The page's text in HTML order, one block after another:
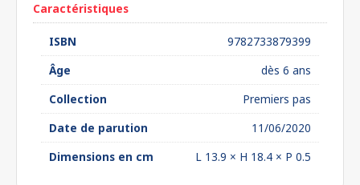
Caractéristiques
ISBN
9782733879399
Âge
dès 6 ans
Collection
Premiers pas
Date de parution
11/06/2020
Dimensions en cm
L 13.9 × H 18.4 × P 0.5